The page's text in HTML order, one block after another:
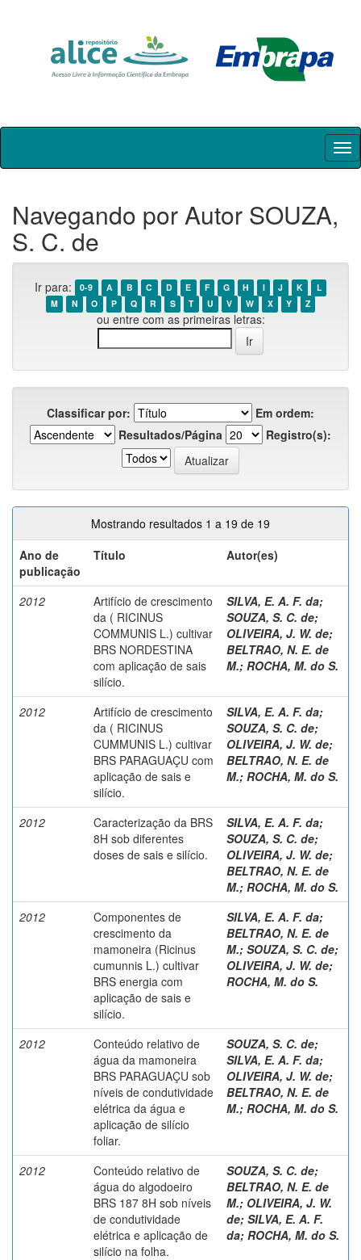
Skip
Navegando por Autor SOUZA,
S. C. de
Ir para: 0-9 A B C D E F G H I J K
L
M
N O P Q R S T U V W X Y Z
ou entre com as primeiras letras:
Classificar por:
Em ordem:
Resultados/Página
Registro(s):
Mostrando resultados 1 a 19 de 19
Ano de
publicação
Título Autor(es)
2012
Artifício de crescimento
da ( RICINUS
COMMUNIS L.) cultivar
BRS NORDESTINA
com aplicação de sais
silício.
SILVA, E. A. F. da;
SOUZA, S. C. de;
OLIVEIRA, J. W. de;
BELTRAO, N. E. de
M.; ROCHA, M. do S.
2012
Artifício de crescimento
da ( RICINUS
CUMMUNIS L.) cultivar
BRS PARAGUAÇU com
aplicação de sais e
silício.
SILVA, E. A. F. da;
SOUZA, S. C. de;
OLIVEIRA, J. W. de;
BELTRAO, N. E. de
M.; ROCHA, M. do S.
2012
Caracterização da BRS
8H sob diferentes
doses de sais e silício.
SILVA, E. A. F. da;
SOUZA, S. C. de;
OLIVEIRA, J. W. de;
BELTRAO, N. E. de
M.; ROCHA, M. do S.
2012
Componentes de
crescimento da
mamoneira (Ricinus
cumunnis L.) cultivar
BRS energia com
aplicação de sais e
silício.
SILVA, E. A. F. da;
BELTRAO, N. E. de
M.; SOUZA, S. C. de;
OLIVEIRA, J. W. de;
ROCHA, M. do S.
2012
Conteúdo relativo de
água da mamoneira
BRS PARAGUAÇU sob
níveis de condutividade
elétrica da água e
aplicação de silício
foliar.
SOUZA, S. C. de;
SILVA, E. A. F. da;
OLIVEIRA, J. W. de;
BELTRAO, N. E. de
M.; ROCHA, M. do S.
2012
Conteúdo relativo de
água do algodoeiro
BRS 187 8H sob níveis
de condutividade
elétrica e aplicação de
silício na folha.
SOUZA, S. C. de;
BELTRAO, N. E. de
M.; OLIVEIRA, J. W.
de; SILVA, E. A. F.
da; ROCHA, M. do S.